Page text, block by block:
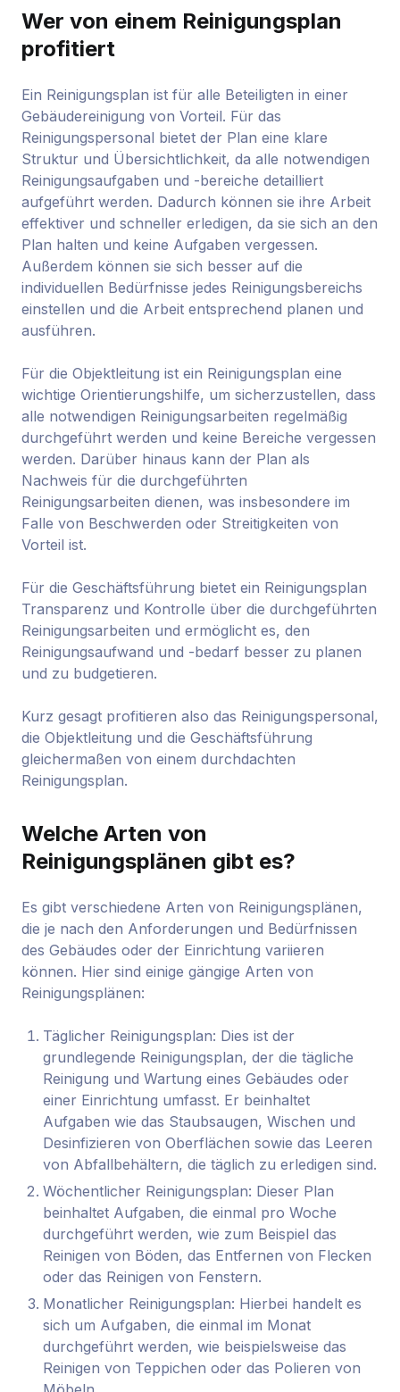
Wer von einem Reinigungsplan
profitiert
Ein Reinigungsplan ist für alle Beteiligten in einer
Gebäudereinigung von Vorteil. Für das
Reinigungspersonal bietet der Plan eine klare
Struktur und Übersichtlichkeit, da alle notwendigen
Reinigungsaufgaben und -bereiche detailliert
aufgeführt werden. Dadurch können sie ihre Arbeit
effektiver und schneller erledigen, da sie sich an den
Plan halten und keine Aufgaben vergessen.
Außerdem können sie sich besser auf die
individuellen Bedürfnisse jedes Reinigungsbereichs
einstellen und die Arbeit entsprechend planen und
ausführen.
Für die Objektleitung ist ein Reinigungsplan eine
wichtige Orientierungshilfe, um sicherzustellen, dass
alle notwendigen Reinigungsarbeiten regelmäßig
durchgeführt werden und keine Bereiche vergessen
werden. Darüber hinaus kann der Plan als
Nachweis für die durchgeführten
Reinigungsarbeiten dienen, was insbesondere im
Falle von Beschwerden oder Streitigkeiten von
Vorteil ist.
Für die Geschäftsführung bietet ein Reinigungsplan
Transparenz und Kontrolle über die durchgeführten
Reinigungsarbeiten und ermöglicht es, den
Reinigungsaufwand und -bedarf besser zu planen
und zu budgetieren.
Kurz gesagt profitieren also das Reinigungspersonal,
die Objektleitung und die Geschäftsführung
gleichermaßen von einem durchdachten
Reinigungsplan.
Welche Arten von
Reinigungsplänen gibt es?
Es gibt verschiedene Arten von Reinigungsplänen,
die je nach den Anforderungen und Bedürfnissen
des Gebäudes oder der Einrichtung variieren
können. Hier sind einige gängige Arten von
Reinigungsplänen:
Täglicher Reinigungsplan: Dies ist der
grundlegende Reinigungsplan, der die tägliche
Reinigung und Wartung eines Gebäudes oder
einer Einrichtung umfasst. Er beinhaltet
Aufgaben wie das Staubsaugen, Wischen und
Desinfizieren von Oberflächen sowie das Leeren
von Abfallbehältern, die täglich zu erledigen sind.
Wöchentlicher Reinigungsplan: Dieser Plan
beinhaltet Aufgaben, die einmal pro Woche
durchgeführt werden, wie zum Beispiel das
Reinigen von Böden, das Entfernen von Flecken
oder das Reinigen von Fenstern.
Monatlicher Reinigungsplan: Hierbei handelt es
sich um Aufgaben, die einmal im Monat
durchgeführt werden, wie beispielsweise das
Reinigen von Teppichen oder das Polieren von